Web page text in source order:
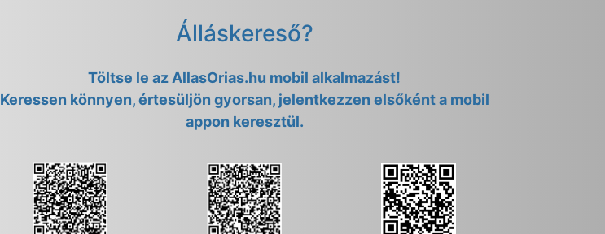
Álláskereső?
Töltse le az AllasOrias.hu mobil alkalmazást!
Keressen könnyen, értesüljön gyorsan, jelentkezzen elsőként a mobil
appon keresztül.